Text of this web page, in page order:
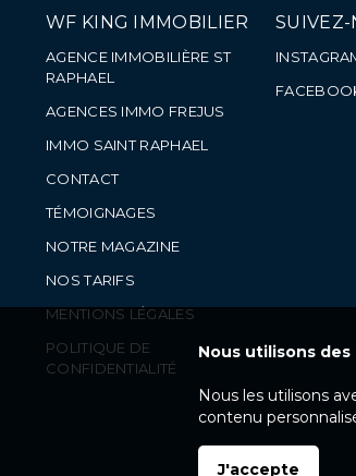
WF KING IMMOBILIER
AGENCE IMMOBILIÈRE ST
RAPHAEL
AGENCES IMMO FREJUS
IMMO SAINT RAPHAEL
CONTACT
TÉMOIGNAGES
NOTRE MAGAZINE
NOS TARIFS
MENTIONS LÉGALES
POLITIQUE DE
CONFIDENTIALITÉ
SUIVEZ-
Nous utilisons
Nous les utilisons
contenu
J'accepte